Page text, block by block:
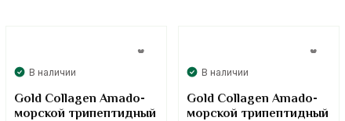
В наличии
Gold Collagen Amado-
морской трипептидный
В наличии
Gold Collagen Amado-
морской трипептидный